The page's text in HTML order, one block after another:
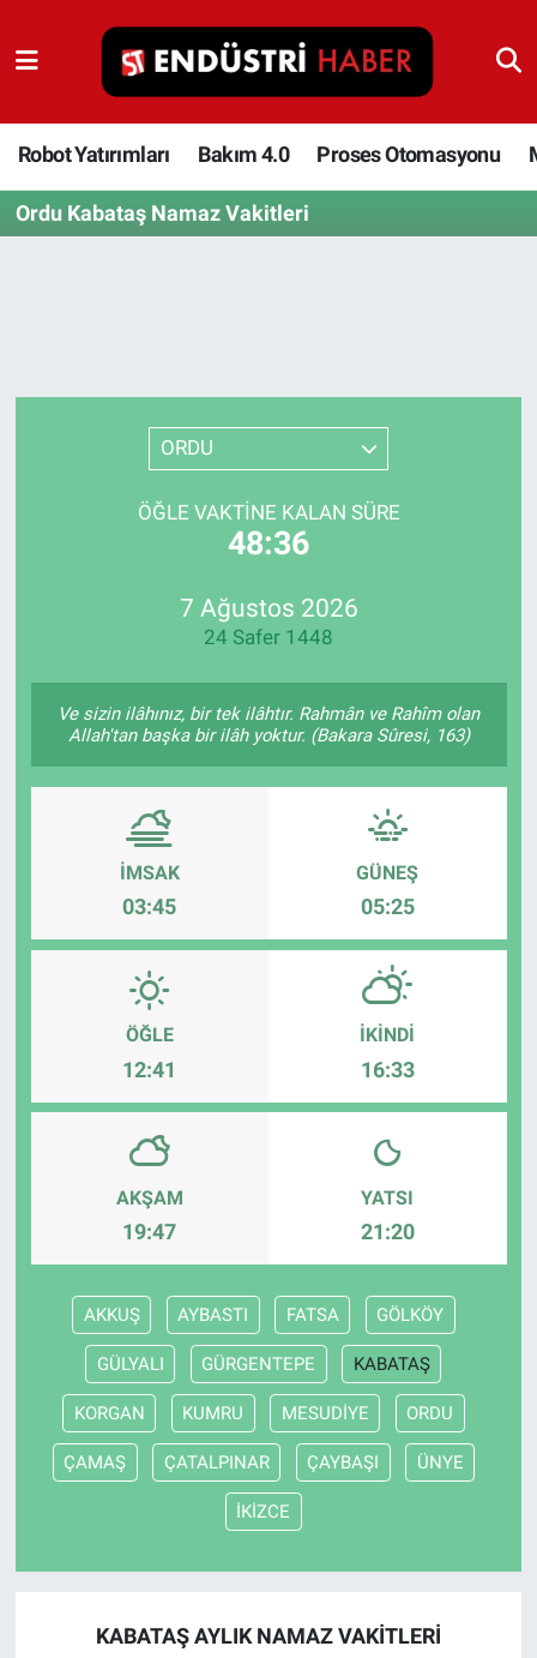
Robot Yatırımları Bakım 4.0 Proses Otomasyonu
Ordu Kabataş Namaz Vakitleri
ORDU
ÖĞLE VAKTINE KALAN SÜRE
48:36
7 Ağustos 2026
24 Safer 1448
Ve sizin ilâhınız, bir tek ilâhtır. Rahmân ve Rahîm olan
Allah'tan başka bir ilâh yoktur. (Bakara Sûresi, 163)
İMSAK
03:45
GÜNEŞ
05:25
ÖĞLE
12:41
İKINDI
16:33
AKŞAM
19:47
YATSI
21:20
AKKUŞ AYBASTI FATSA GÖLKÖY
GÜLYALI GÜRGENTEPE KABATAŞ
KORGAN KUMRU MESUDİYE ORDU
ÇAMAŞ ÇATALPINAR ÇAYBAŞI ÜNYE
İKİZCE
KABATAŞ AYLIK NAMAZ VAKITLERI
Robot Yatırımları
Bakım 4.0
Proses Otomasyonu
Depolama Çözümleri
İnşaat ve Malzeme
HaberOrtak
Enerjisini Üreten Fabrikalar
Endüstri 4.0 Uygulamaları
Ağır Sanayi Çözümleri